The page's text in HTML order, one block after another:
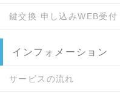
鍵交換 申し込みWEB受付
インフォメーション
サービスの流れ